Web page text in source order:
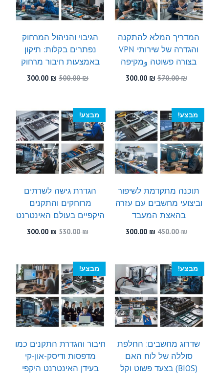
המדריך המלא להתקנה
והגדרה של שירותי VPN
בצורה פשוטה وמקיפה
570.00₪
המחיר
570.00 ₪.
300.00 ₪
300.00 ₪.
הגיבוי והניהול המרחוק
נפתרים בקלות: תיקון
באמצעות חיבור מרחוק
500.00₪
המחיר
500.00 ₪.
300.00 ₪
המחיר
300.00 ₪.
מבצע!
תוכנה מתקדמת לשיפור
וביצועי מחשבים עם עזרה
בהאצת המעבד
450.00₪
המחיר
450.00 ₪.
300.00 ₪
300.00 ₪.
מבצע!
הגדרת גישה לשרתים
מרוחקים והתקנים
היקפיים בעולם האינטרנט
530.00₪
המחיר
530.00 ₪.
300.00 ₪
המחיר
300.00 ₪.
מבצע!
שדרוג מחשבים: החלפת
סוללה של לוח האם
(BIOS) בצעד פשוט וקל
מבצע!
חיבור והגדרת התקנים כמו
מדפסות ודיסק-און-קי
בעידן האינטרנט היקפי